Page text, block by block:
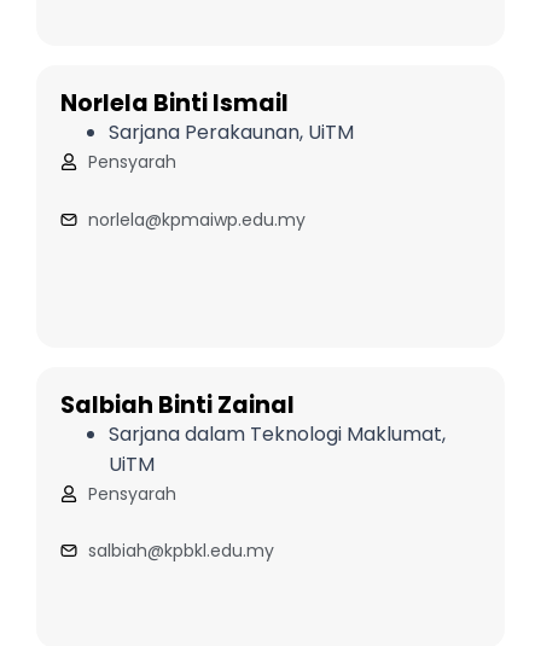
Norlela Binti Ismail
Sarjana Perakaunan, UiTM
Pensyarah
norlela@kpmaiwp.edu.my
Salbiah Binti Zainal
Sarjana dalam Teknologi Maklumat,
UiTM
Pensyarah
salbiah@kpbkl.edu.my